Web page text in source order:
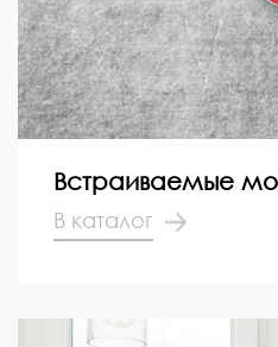
Встраиваемые
В каталог